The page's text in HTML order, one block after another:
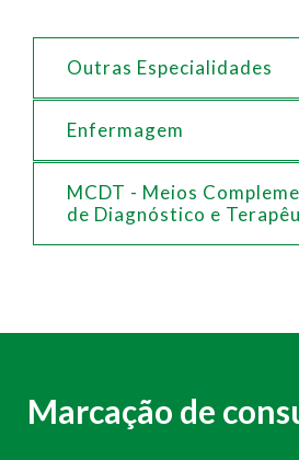
Outras Especialidades
Enfermagem
MCDT - Meios
de Diagnóstico e
Marcação de